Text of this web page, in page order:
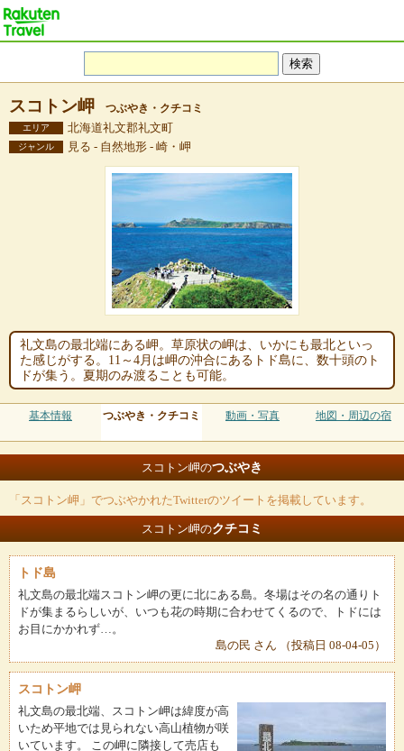
スコトン岬 つぶやき・クチコミ
エリア 北海道礼文郡礼文町
ジャンル 見る - 自然地形 - 崎・岬
礼文島の最北端にある岬。草原状の岬は、いかにも最北といっ
た感じがする。11～4月は岬の沖合にあるトド島に、数十頭のト
ドが集う。夏期のみ渡ることも可能。
基本情報 つぶやき・クチコミ 動画・写真 地図・周辺の宿
スコトン岬のつぶやき
「スコトン岬」でつぶやかれたTwitterのツイートを掲載しています。
スコトン岬のクチコミ
トド島
礼文島の最北端スコトン岬の更に北にある島。冬場はその名の通りト
ドが集まるらしいが、いつも花の時期に合わせてくるので、トドには
お目にかかれず…。
島の民 さん （投稿日 08-04-05）
スコトン岬
礼文島の最北端、スコトン岬は緯度が高
いため平地では見られない高山植物が咲
いています。 この岬に隣接して売店も